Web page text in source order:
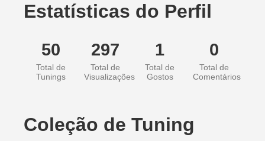
Estatísticas do Perfil
50
Total de
Tunings
297
Total de
Visualizações
1
Total de
Gostos
0
Total de
Comentários
Coleção de Tuning